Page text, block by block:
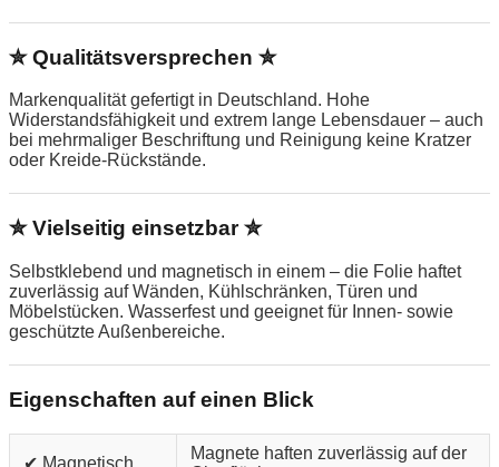
✮ Qualitätsversprechen ✮
Markenqualität gefertigt in Deutschland. Hohe
Widerstandsfähigkeit und extrem lange Lebensdauer – auch
bei mehrmaliger Beschriftung und Reinigung keine Kratzer
oder Kreide-Rückstände.
✮ Vielseitig einsetzbar ✮
Selbstklebend und magnetisch in einem – die Folie haftet
zuverlässig auf Wänden, Kühlschränken, Türen und
Möbelstücken. Wasserfest und geeignet für Innen- sowie
geschützte Außenbereiche.
Eigenschaften auf einen Blick
✔ Magnetisch
Magnete haften zuverlässig auf der